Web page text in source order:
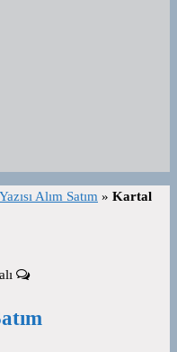
Alım Satım » Kartal